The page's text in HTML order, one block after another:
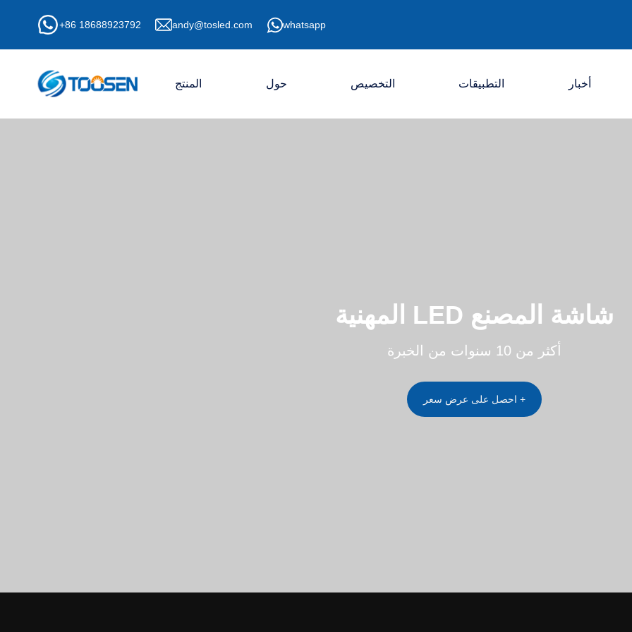
+86 18688923792 andy@tosled.com whatsapp
المنتج حول التخصيص التطبيقات أخبار
المهنية LED شاشة المصنع
أكثر من 10 سنوات من الخبرة
احصل على عرض سعر +